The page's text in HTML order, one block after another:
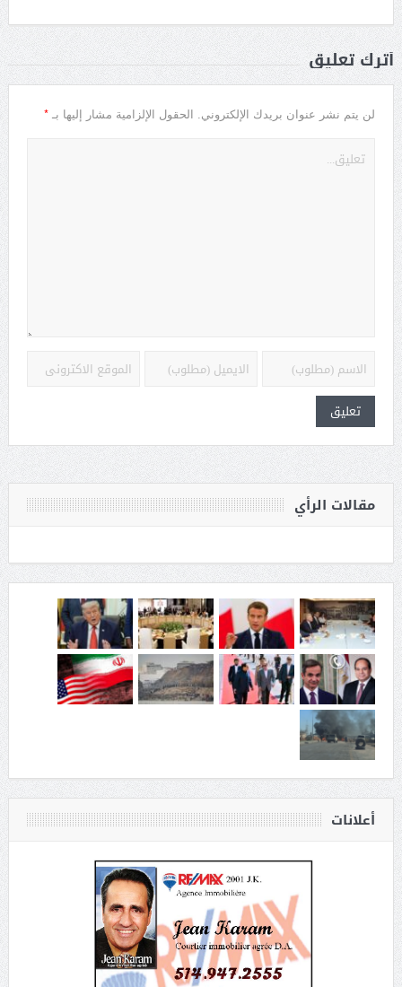
أترك تعليق
لن يتم نشر عنوان بريدك الإلكتروني. الحقول الإلزامية مشار إليها بـ *
مقالات الرأي
أعلانات